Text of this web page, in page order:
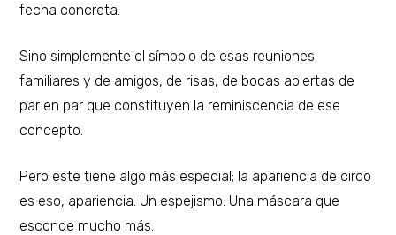
fecha concreta.
Sino simplemente el símbolo de esas reuniones
familiares y de amigos, de risas, de bocas abiertas de
par en par que constituyen la reminiscencia de ese
concepto.
Pero este tiene algo más especial; la apariencia de circo
es eso, apariencia. Un espejismo. Una máscara que
esconde mucho más.